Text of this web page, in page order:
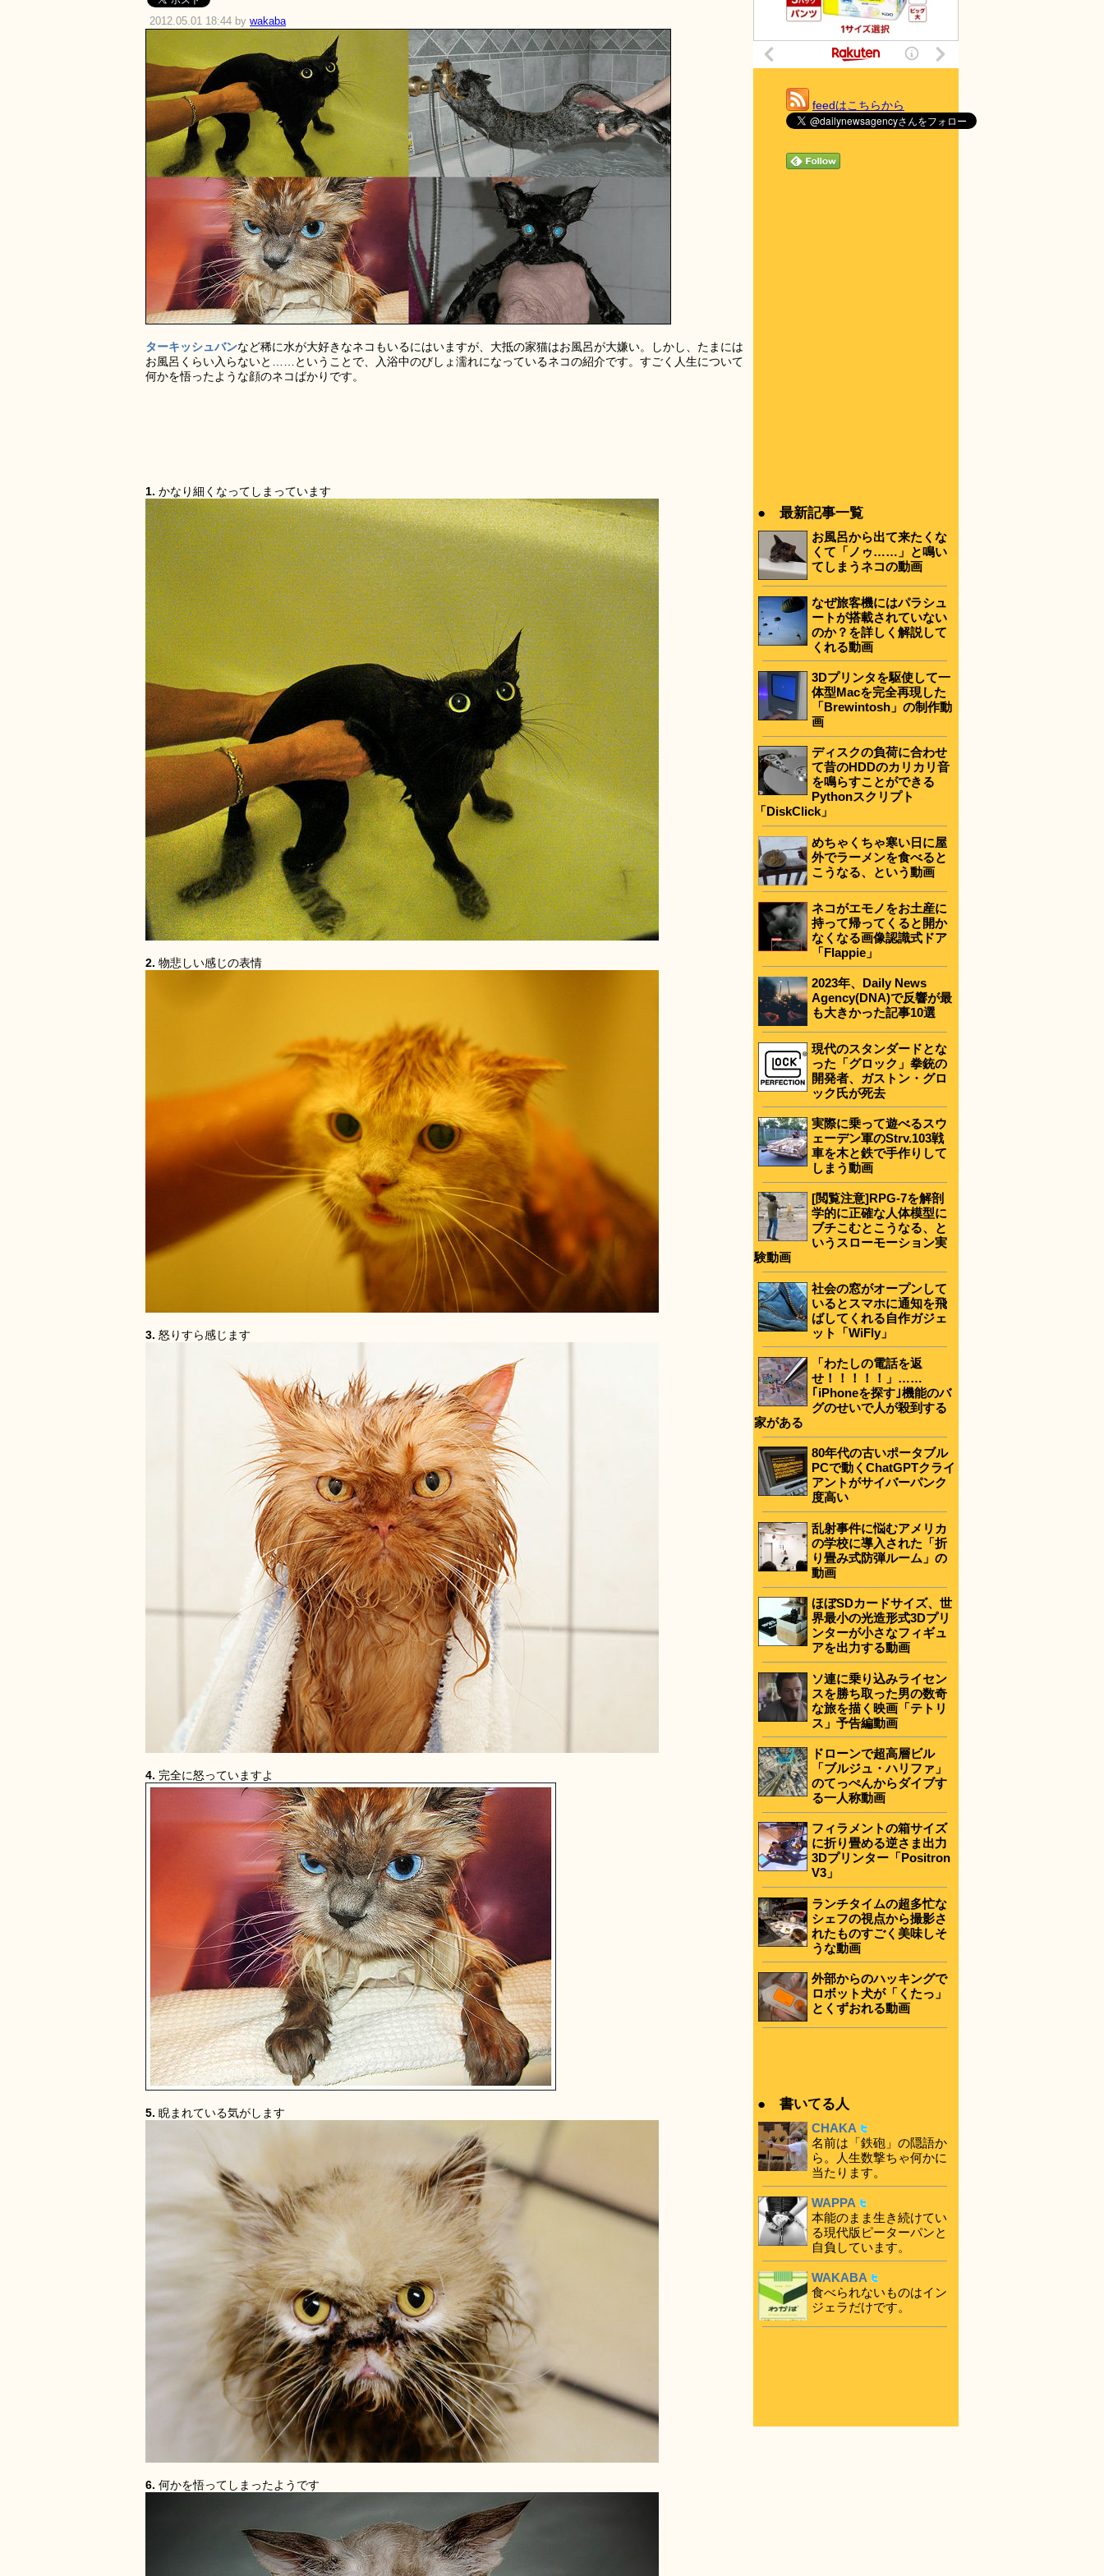
2012.05.01 18:44 by wakaba
ターキッシュバンなど稀に水が大好きなネコもいるにはいますが、大抵の家猫はお風呂が大嫌い。しかし、たまには
お風呂くらい入らないと……ということで、入浴中のびしょ濡れになっているネコの紹介です。すごく人生について
何かを悟ったような顔のネコばかりです。
1. かなり細くなってしまっています
2. 物悲しい感じの表情
3. 怒りすら感じます
4. 完全に怒っていますよ
5. 睨まれている気がします
6. 何かを悟ってしまったようです
feedはこちらから
● 最新記事一覧
お風呂から出て来たくな
くて「ノゥ……」と鳴い
てしまうネコの動画
なぜ旅客機にはパラシュ
ートが搭載されていない
のか？を詳しく解説して
くれる動画
3Dプリンタを駆使して一
体型Macを完全再現した
「Brewintosh」の制作動
画
ディスクの負荷に合わせ
て昔のHDDのカリカリ音
を鳴らすことができる
Pythonスクリプト
「DiskClick」
めちゃくちゃ寒い日に屋
外でラーメンを食べると
こうなる、という動画
ネコがエモノをお土産に
持って帰ってくると開か
なくなる画像認識式ドア
「Flappie」
2023年、Daily News
Agency(DNA)で反響が最
も大きかった記事10選
現代のスタンダードとな
った「グロック」拳銃の
開発者、ガストン・グロ
ック氏が死去
実際に乗って遊べるスウ
ェーデン軍のStrv.103戦
車を木と鉄で手作りして
しまう動画
[閲覧注意]RPG-7を解剖
学的に正確な人体模型に
ブチこむとこうなる、と
いうスローモーション実
験動画
社会の窓がオープンして
いるとスマホに通知を飛
ばしてくれる自作ガジェ
ット「WiFly」
「わたしの電話を返
せ！！！！！」……
｢iPhoneを探す｣機能のバ
グのせいで人が殺到する
家がある
80年代の古いポータブル
PCで動くChatGPTクライ
アントがサイバーパンク
度高い
乱射事件に悩むアメリカ
の学校に導入された「折
り畳み式防弾ルーム」の
動画
ほぼSDカードサイズ、世
界最小の光造形式3Dプリ
ンターが小さなフィギュ
アを出力する動画
ソ連に乗り込みライセン
スを勝ち取った男の数奇
な旅を描く映画「テトリ
ス」予告編動画
ドローンで超高層ビル
「ブルジュ・ハリファ」
のてっぺんからダイブす
る一人称動画
フィラメントの箱サイズ
に折り畳める逆さま出力
3Dプリンター「Positron
V3」
ランチタイムの超多忙な
シェフの視点から撮影さ
れたものすごく美味しそ
うな動画
外部からのハッキングで
ロボット犬が「くたっ」
とくずおれる動画
● 書いてる人
CHAKA
名前は「鉄砲」の隠語か
ら。人生数撃ちゃ何かに
当たります。
WAPPA
本能のまま生き続けてい
る現代版ピーターパンと
自負しています。
WAKABA
食べられないものはイン
ジェラだけです。